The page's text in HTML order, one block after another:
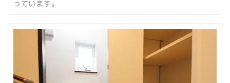
っています。